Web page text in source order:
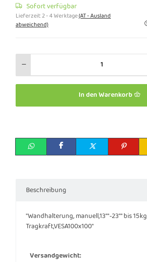
Sofort verfügbar
Lieferzeit:2 - 4 Werktage(AT - Ausland
abweichend)
In den Warenkorb
Beschreibung
"Wandhalterung, manuell,13""-23"" bis 15kg
Tragkraft,VESA100x100"
Versandgewicht: